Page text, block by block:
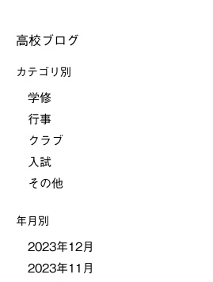
高校ブログ
カテゴリ別
学修
行事
クラブ
入試
その他
年月別
2023年12月
2023年11月